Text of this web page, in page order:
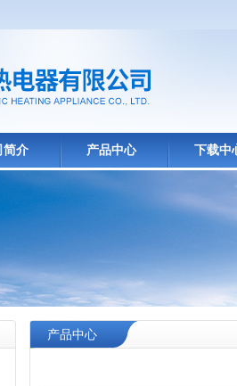
简介 产品中心 下载中
产品中心